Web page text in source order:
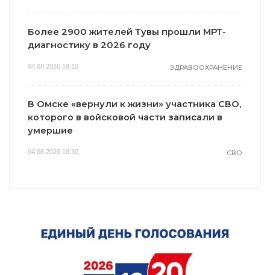
Более 2900 жителей Тувы прошли МРТ-
диагностику в 2026 году
04.08.2026 19:10 ЗДРАВООХРАНЕНИЕ
В Омске «вернули к жизни» участника СВО,
которого в войсковой части записали в
умершие
04.08.2026 18:30 СВО